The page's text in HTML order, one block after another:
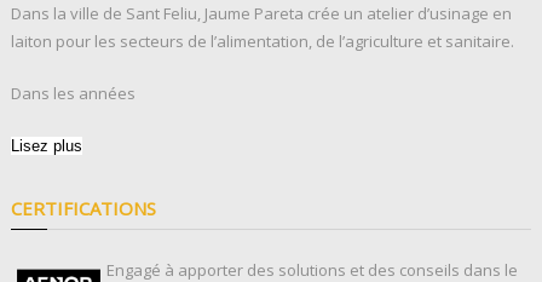
Dans la ville de Sant Feliu, Jaume Pareta crée un atelier d’usinage en
laiton pour les secteurs de l’alimentation, de l’agriculture et sanitaire.
Dans les années
Lisez plus
CERTIFICATIONS
Engagé à apporter des solutions et des conseils dans le